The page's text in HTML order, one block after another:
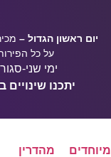
יום ראשון הגדול –
על כל
ימי שני-
יתכנו
מיוחדים מהדרין